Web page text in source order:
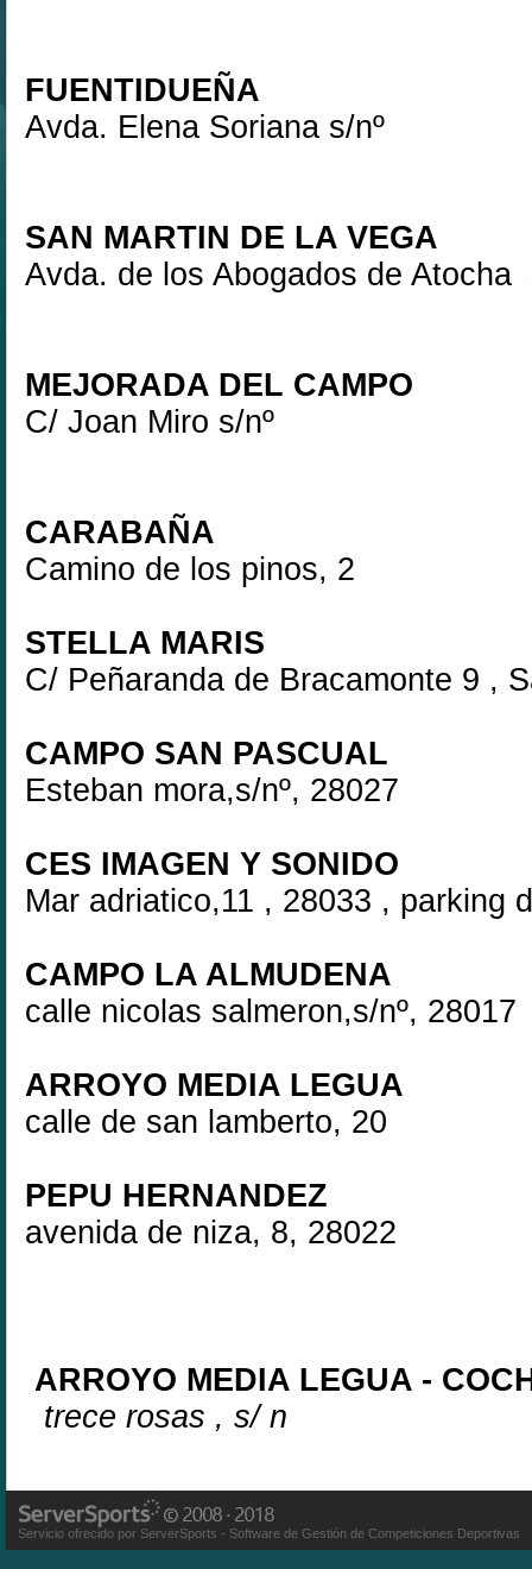
FUENTIDUEÑA
Avda. Elena Soriana s/nº
SAN MARTIN DE LA VEGA
Avda. de los Abogados de Atocha
MEJORADA DEL CAMPO
C/ Joan Miro s/nº
CARABAÑA
Camino de los pinos, 2
STELLA MARIS
C/ Peñaranda de Bracamonte 9 ,
CAMPO SAN PASCUAL
Esteban mora,s/nº, 28027
CES IMAGEN Y SONIDO
Mar adriatico,11 , 28033 , parking
CAMPO LA ALMUDENA
calle nicolas salmeron,s/nº, 28017
ARROYO MEDIA LEGUA
calle de san lamberto, 20
PEPU HERNANDEZ
avenida de
ARROYO MEDIA LEGUA -
trece rosas , s/ n
Servicio ofrecido por ServerSports - Software de Gestión de Competiciones Deportivas